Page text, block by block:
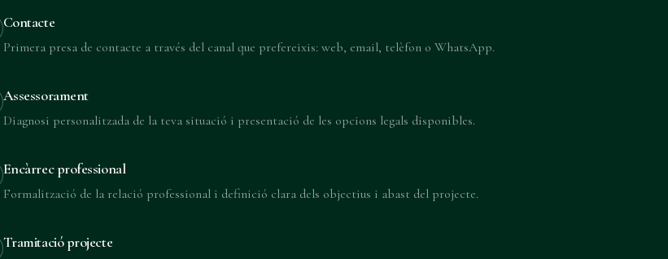
Contacte
Primera presa de contacte a través del canal que prefereixis: web, email, telèfon o WhatsApp.
Assessorament
Diagnosi personalitzada de la teva situació i presentació de les opcions legals disponibles.
Encàrrec professional
Formalització de la relació professional i definició clara dels objectius i abast del projecte.
Tramitació projecte